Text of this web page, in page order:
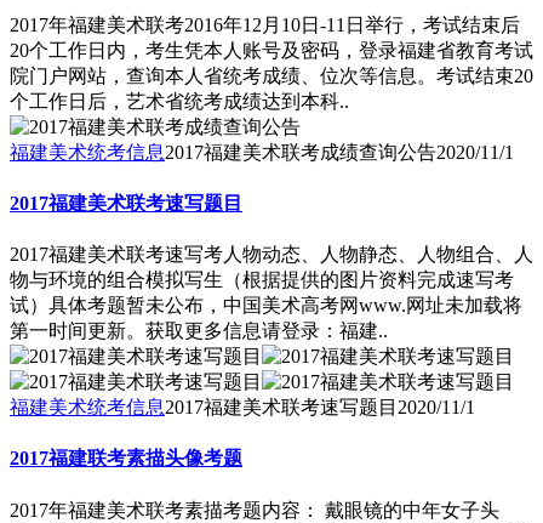
2017年福建美术联考2016年12月10日-11日举行，考试结束后
20个工作日内，考生凭本人账号及密码，登录福建省教育考试
院门户网站，查询本人省统考成绩、位次等信息。考试结束20
个工作日后，艺术省统考成绩达到本科..
福建美术统考信息2017福建美术联考成绩查询公告2020/11/1
2017福建美术联考速写题目
2017福建美术联考速写考人物动态、人物静态、人物组合、人
物与环境的组合模拟写生（根据提供的图片资料完成速写考
试）具体考题暂未公布，中国美术高考网www.网址未加载将
第一时间更新。获取更多信息请登录：福建..
福建美术统考信息2017福建美术联考速写题目 2020/11/1
2017福建联考素描头像考题
2017年福建美术联考素描考题内容： 戴眼镜的中年女子头